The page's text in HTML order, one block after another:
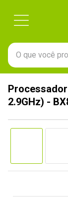
O que você
2.9GHz) -